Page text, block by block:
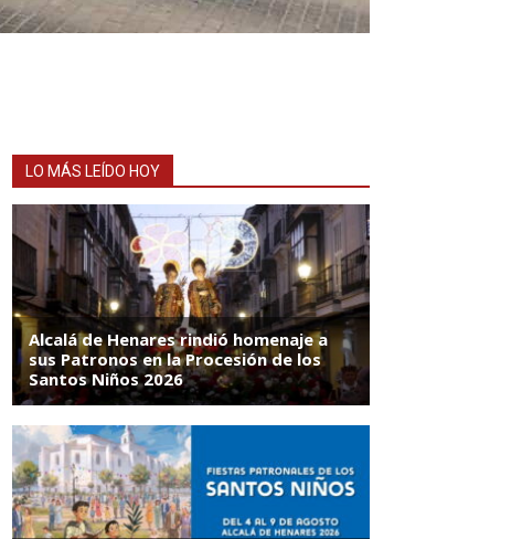
LO MÁS LEÍDO HOY